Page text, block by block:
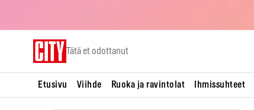
Tätä et odottanut
Etusivu Viihde Ruoka ja ravintolat Ihmissuhteet